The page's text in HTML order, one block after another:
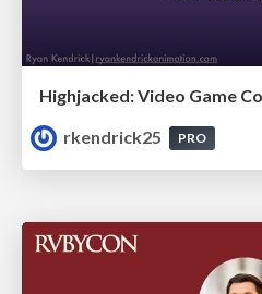
Highjacked: Video Game
rkendrick25
PRO